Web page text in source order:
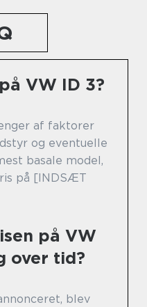
VW ID 3?
af faktorer
og eventuelle
basale model,
på [INDSÆT
på VW
over tid?
blev